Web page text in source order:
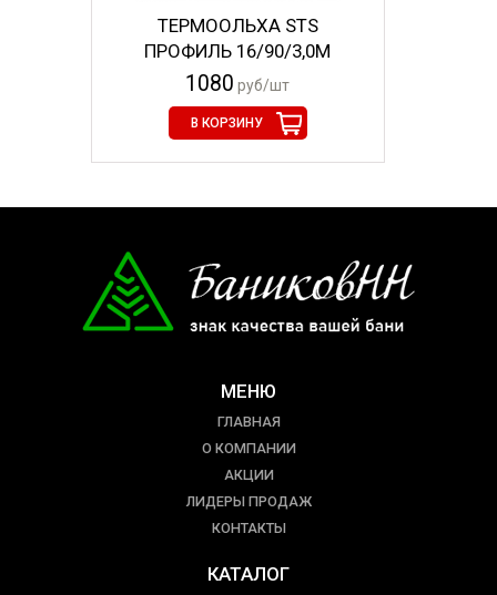
ТЕРМООЛЬХА STS
ПРОФИЛЬ 16/90/3,0М
1080 руб/шт
В КОРЗИНУ
МЕНЮ
ГЛАВНАЯ
О КОМПАНИИ
АКЦИИ
ЛИДЕРЫ ПРОДАЖ
КОНТАКТЫ
КАТАЛОГ